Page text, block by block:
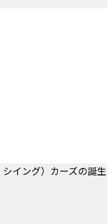
イング）カーズの誕生